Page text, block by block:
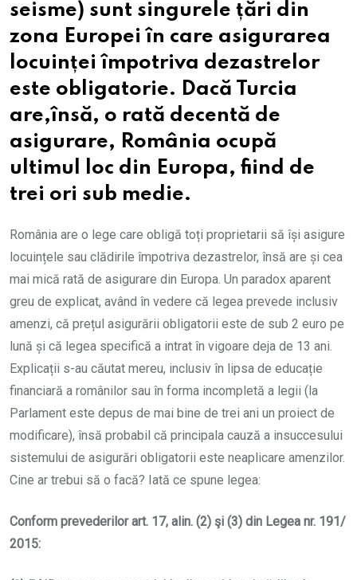
seisme) sunt singurele țări din
zona Europei în care asigurarea
locuinței împotriva dezastrelor
este obligatorie. Dacă Turcia
are,însă, o rată decentă de
asigurare, România ocupă
ultimul loc din Europa, fiind de
trei ori sub medie.
România are o lege care obligă toți proprietarii să își asigure
locuințele sau clădirile împotriva dezastrelor, însă are și cea
mai mică rată de asigurare din Europa. Un paradox aparent
greu de explicat, având în vedere că legea prevede inclusiv
amenzi, că prețul asigurării obligatorii este de sub 2 euro pe
lună și că legea specifică a intrat în vigoare deja de 13 ani.
Explicații s-au căutat mereu, inclusiv în lipsa de educație
financiară a românilor sau în forma incompletă a legii (la
Parlament este depus de mai bine de trei ani un proiect de
modificare), însă probabil că principala cauză a insuccesului
sistemului de asigurări obligatorii este neaplicare amenzilor.
Cine ar trebui să o facă? Iată ce spune legea:
Conform prevederilor art. 17, alin. (2) şi (3) din Legea nr. 191/
2015: